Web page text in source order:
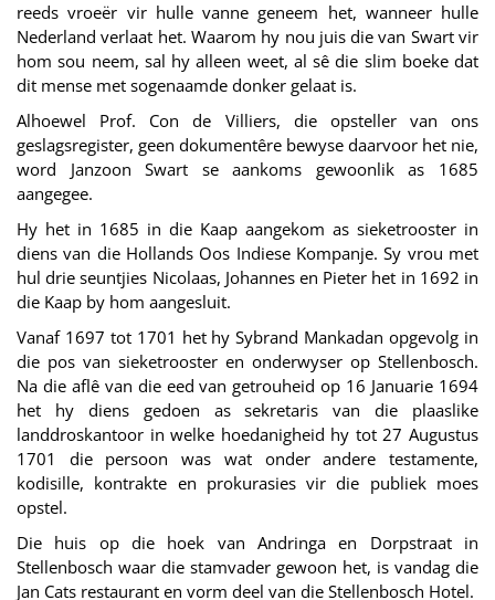
reeds vroeër vir hulle vanne geneem het, wanneer hulle
Nederland verlaat het. Waarom hy nou juis die van Swart vir
hom sou neem, sal hy alleen weet, al sê die slim boeke dat
dit mense met sogenaamde donker gelaat is.
Alhoewel Prof. Con de Villiers, die opsteller van ons
geslagsregister, geen dokumentêre bewyse daarvoor het nie,
word Janzoon Swart se aankoms gewoonlik as 1685
aangegee.
Hy het in 1685 in die Kaap aangekom as sieketrooster in
diens van die Hollands Oos Indiese Kompanje. Sy vrou met
hul drie seuntjies Nicolaas, Johannes en Pieter het in 1692 in
die Kaap by hom aangesluit.
Vanaf 1697 tot 1701 het hy Sybrand Mankadan opgevolg in
die pos van sieketrooster en onderwyser op Stellenbosch.
Na die aflê van die eed van getrouheid op 16 Januarie 1694
het hy diens gedoen as sekretaris van die plaaslike
landdroskantoor in welke hoedanigheid hy tot 27 Augustus
1701 die persoon was wat onder andere testamente,
kodisille, kontrakte en prokurasies vir die publiek moes
opstel.
Die huis op die hoek van Andringa en Dorpstraat in
Stellenbosch waar die stamvader gewoon het, is vandag die
Jan Cats restaurant en vorm deel van die Stellenbosch Hotel.